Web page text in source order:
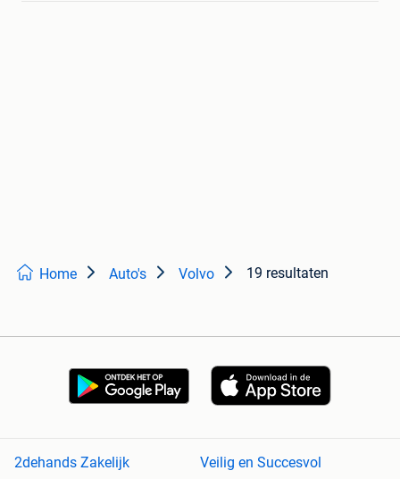
Home Auto's Volvo 19 resultaten
2dehands Zakelijk Veilig en Succesvol